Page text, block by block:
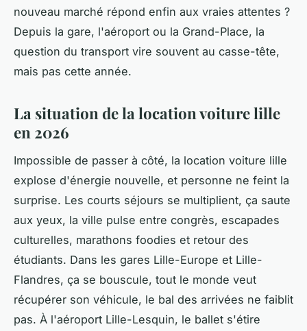
nouveau marché répond enfin aux vraies attentes ?
Depuis la gare, l'aéroport ou la Grand-Place, la
question du transport vire souvent au casse-tête,
mais pas cette année.
La situation de la location voiture lille
en 2026
Impossible de passer à côté, la location voiture lille
explose d'énergie nouvelle, et personne ne feint la
surprise. Les courts séjours se multiplient, ça saute
aux yeux, la ville pulse entre congrès, escapades
culturelles, marathons foodies et retour des
étudiants. Dans les gares Lille-Europe et Lille-
Flandres, ça se bouscule, tout le monde veut
récupérer son véhicule, le bal des arrivées ne faiblit
pas. À l'aéroport Lille-Lesquin, le ballet s'étire